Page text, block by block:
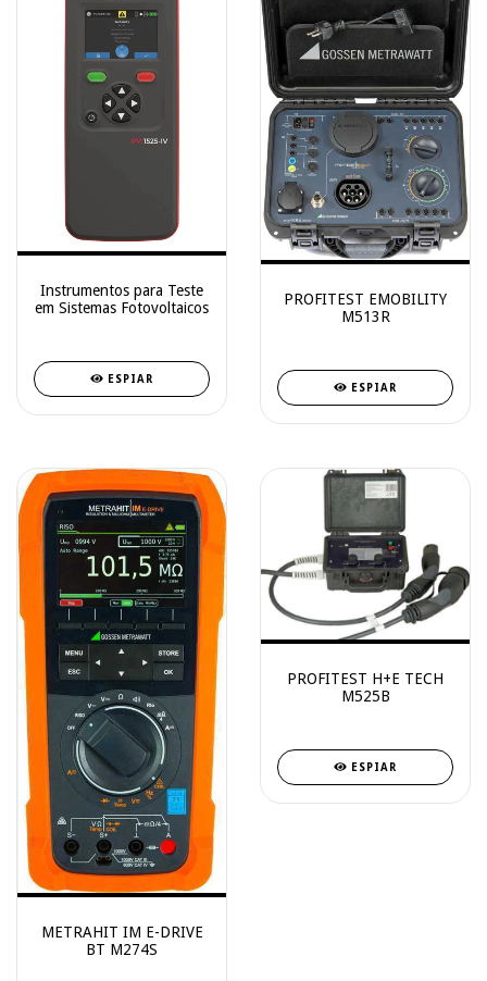
Instrumentos para Teste
em Sistemas Fotovoltaicos
ESPIAR
PROFITEST EMOBILITY
M513R
ESPIAR
METRAHIT IM E-DRIVE
BT M274S
PROFITEST H+E TECH
M525B
ESPIAR